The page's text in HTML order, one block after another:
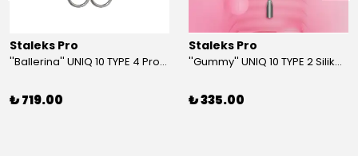
Staleks Pro
''Ballerina'' UNIQ 10 TYPE 4 Profesyonel Tırnak Eti Makası
₺ 719.00
Staleks Pro
''Gummy'' UNIQ 10 TYPE 2 Silikon Saplı Tırnak Eti İtici (Dar Yuvarlak + Yamuk İtici)
₺ 335.00